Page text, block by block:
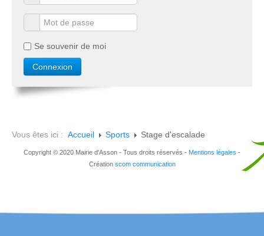
Se souvenir de moi
Vous êtes ici : Accueil Sports Stage d'escalade
Copyright © 2020 Mairie d'Asson - Tous droits réservés - Mentions légales -
Création scom communication